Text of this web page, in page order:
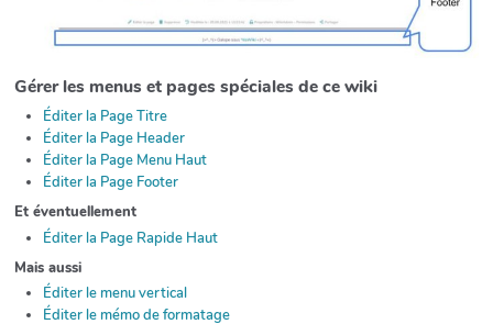
Gérer les menus et pages spéciales de ce wiki
Éditer la Page Titre
Éditer la Page Header
Éditer la Page Menu Haut
Éditer la Page Footer
Et éventuellement
Éditer la Page Rapide Haut
Mais aussi
Éditer le menu vertical
Éditer le mémo de formatage